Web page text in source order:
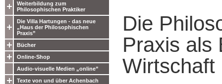
Weiterbildung zum
Philosophischen Praktiker
Die Villa Hartungen - das neue
„Haus der Philosophischen
Praxis”
Bücher
Online-Shop
Audio-visuelle Medien „online”
Texte von und über Achenbach
Die
Praxis als
Wirtschaft